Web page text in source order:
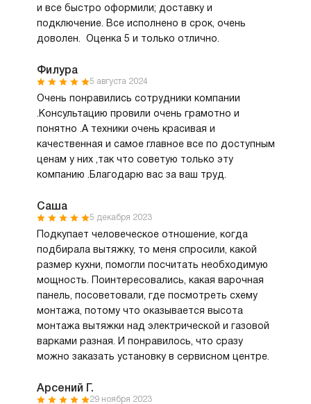
и все быстро оформили; доставку и
подключение. Все исполнено в срок, очень
доволен. Оценка 5 и только отлично.
Филура
5 августа 2024
Очень понравились сотрудники компании
.Консультацию провили очень грамотно и
понятно .А техники очень красивая и
качественная и самое главное все по доступным
ценам у них ,так что советую только эту
компанию .Благодарю вас за ваш труд.
Саша
5 декабря 2023
Подкупает человеческое отношение, когда
подбирала вытяжку, то меня спросили, какой
размер кухни, помогли посчитать необходимую
мощность. Поинтересовались, какая варочная
панель, посоветовали, где посмотреть схему
монтажа, потому что оказывается высота
монтажа вытяжки над электрической и газовой
варками разная. И понравилось, что сразу
можно заказать установку в сервисном центре.
Арсений Г.
29 ноября 2023